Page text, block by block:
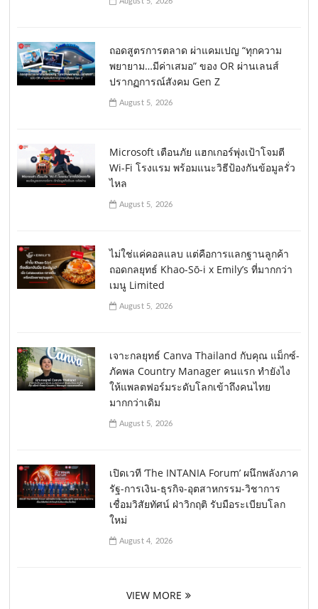
ถอดสูตรการตลาด ผ่าแคมเปญ “ทุกความ
พยายาม…มีค่าเสมอ” ของ OR ผ่านเลนส์
ปรากฏการณ์สังคม Gen Z
August 5, 2026
Microsoft เตือนภัย แฮกเกอร์พุ่งเป้าโจมตี
Wi-Fi โรงแรม พร้อมแนะวิธีป้องกันข้อมูลรั่ว
ไหล
August 5, 2026
ไม่ใช่แค่คอลแลบ แต่คือการแลกฐานลูกค้า
ถอดกลยุทธ์ Khao-Sō-i x Emily’s ที่มากกว่า
เมนู Limited
August 5, 2026
เจาะกลยุทธ์ Canva Thailand กับคุณ แม็กซ์-
ภัคพล Country Manager คนแรก ทำยังไง
ให้แพลตฟอร์มระดับโลกเข้าถึงคนไทย
มากกว่าเดิม
August 5, 2026
เปิดเวที ‘The INTANIA Forum’ ผนึกพลังภาค
รัฐ-การเงิน-ธุรกิจ-อุตสาหกรรม-วิชาการ
เชื่อมวิสัยทัศน์ ฝ่าวิกฤติ รับมือระเบียบโลก
ใหม่
August 4, 2026
VIEW MORE